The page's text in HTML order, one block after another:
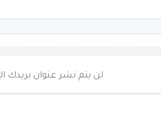
لن يتم نشر عنوان بريدك